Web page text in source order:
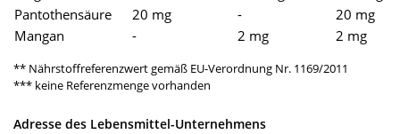
Pantothensäure
20 mg -
20 mg
Mangan
- 2 mg 2 mg
** Nährstoffreferenzwert gemäß EU-Verordnung Nr. 1169/2011
*** keine Referenzmenge vorhanden
Adresse des Lebensmittel-Unternehmens